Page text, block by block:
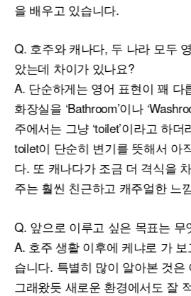
을 배우고 있습니다.
Q. 호주와 캐나다, 두 나라 모두
았는데 차이가 있나요?
A. 단순하게는 영어 표현이 꽤 다
화장실을 ‘Bathroom’이나
주에서는 그냥 ‘toilet’이라고 하
toilet이 단순히 변기를 뜻해서 아
다. 또 캐나다가 조금 더 격식을
주는 훨씬 친근하고 캐주얼한 느
Q. 앞으로 이루고 싶은 목표는 무
A. 호주 생활 이후에 케냐로 가
습니다. 특별히 많이 알아본 것은
그래왔듯 새로운 환경에서도 잘